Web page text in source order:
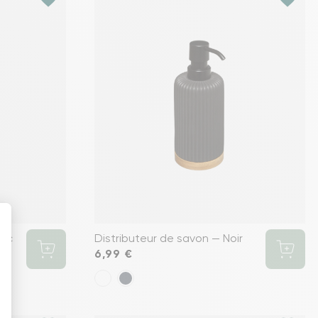
Distributeur de savon — Noir
Prix
6,99 €